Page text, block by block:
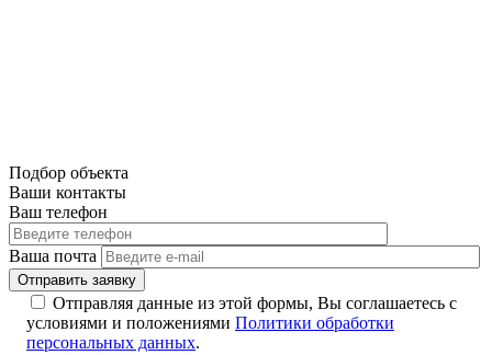
Подбор объекта
Ваши контакты
Ваш телефон
Ваша почта
Отправляя данные из этой формы, Вы соглашаетесь с
условиями и положениями Политики обработки
персональных данных.